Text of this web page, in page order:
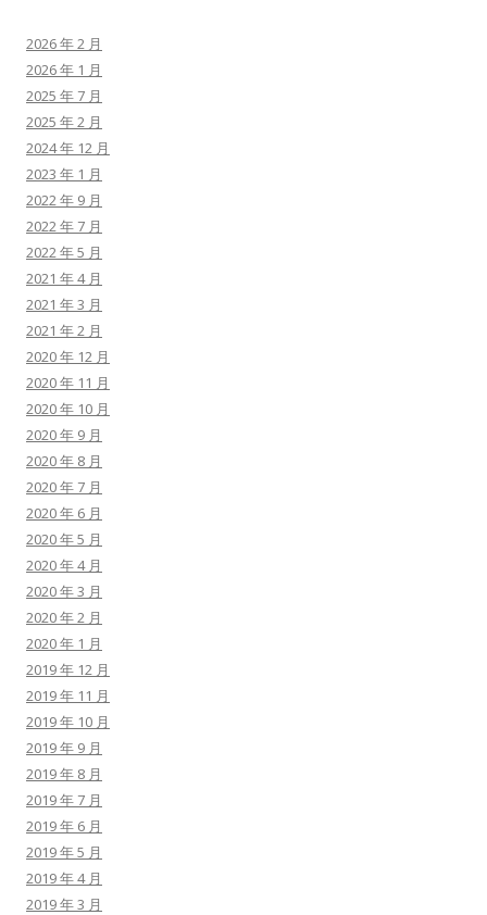
2026 年 2 月
2026 年 1 月
2025 年 7 月
2025 年 2 月
2024 年 12 月
2023 年 1 月
2022 年 9 月
2022 年 7 月
2022 年 5 月
2021 年 4 月
2021 年 3 月
2021 年 2 月
2020 年 12 月
2020 年 11 月
2020 年 10 月
2020 年 9 月
2020 年 8 月
2020 年 7 月
2020 年 6 月
2020 年 5 月
2020 年 4 月
2020 年 3 月
2020 年 2 月
2020 年 1 月
2019 年 12 月
2019 年 11 月
2019 年 10 月
2019 年 9 月
2019 年 8 月
2019 年 7 月
2019 年 6 月
2019 年 5 月
2019 年 4 月
2019 年 3 月